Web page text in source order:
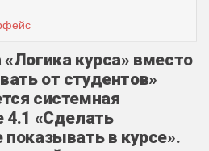
курса» вместо
от студентов»
системная
4.1 «Сделать
в курсе».